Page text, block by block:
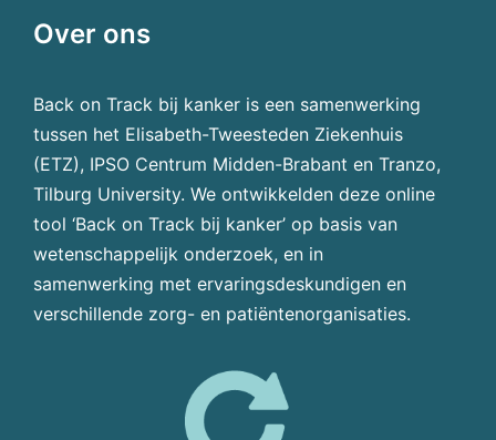
Over ons
Back on Track bij kanker is een samenwerking
tussen het Elisabeth-Tweesteden Ziekenhuis
(ETZ), IPSO Centrum Midden-Brabant en Tranzo,
Tilburg University. We ontwikkelden deze online
tool ‘Back on Track bij kanker’ op basis van
wetenschappelijk onderzoek, en in
samenwerking met ervaringsdeskundigen en
verschillende zorg- en patiëntenorganisaties.